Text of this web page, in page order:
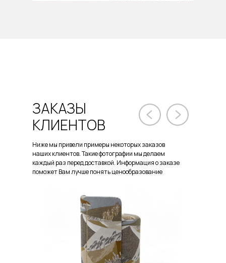
Ниже мы привели примеры некоторых заказов
наших клиентов. Такие фотографии мы делаем
каждый раз перед доставкой. Информация о заказе
поможет Вам лучше понять ценообразование
ЗАКАЗЫ
КЛИЕНТОВ